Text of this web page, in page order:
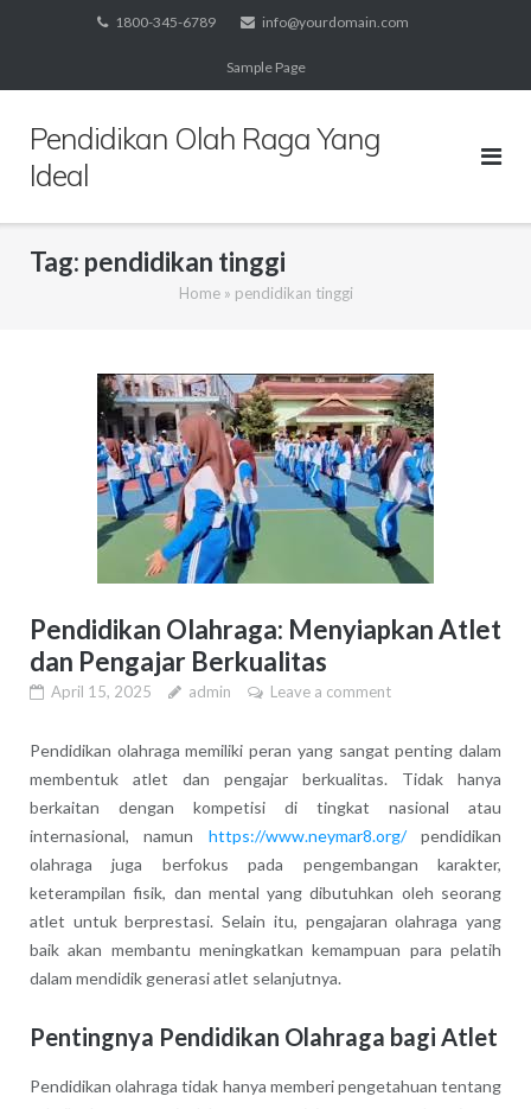
1800-345-6789 info@yourdomain.com
Sample Page
Pendidikan Olah Raga Yang
Ideal
Tag: pendidikan tinggi
Home» pendidikan tinggi
Pendidikan Olahraga: Menyiapkan Atlet
dan Pengajar Berkualitas
April 15, 2025 admin Leave a comment
Pendidikan olahraga memiliki peran yang sangat penting dalam
membentuk atlet dan pengajar berkualitas. Tidak hanya
berkaitan dengan kompetisi di tingkat nasional atau
internasional, namun https://www.neymar8.org/pendidikan
olahraga juga berfokus pada pengembangan karakter,
keterampilan fisik, dan mental yang dibutuhkan oleh seorang
atlet untuk berprestasi. Selain itu, pengajaran olahraga yang
baik akan membantu meningkatkan kemampuan para pelatih
dalam mendidik generasi atlet selanjutnya.
Pentingnya Pendidikan Olahraga bagi Atlet
Pendidikan olahraga tidak hanya memberi pengetahuan tentang